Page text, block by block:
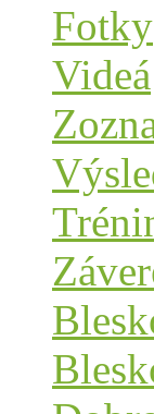
Fotky
Videá